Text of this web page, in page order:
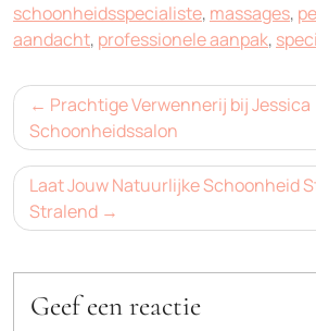
schoonheidsspecialiste, massages,
aandacht, professionele aanpak,
Bericht
navigatie
Prachtige Verwennerij bij Jessica
Schoonheidssalon
Laat Jouw Natuurlijke Schoonheid
Stralend
Geef een reactie